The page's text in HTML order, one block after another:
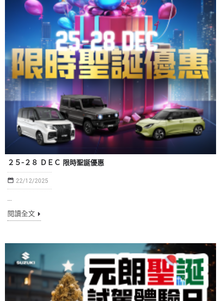
２５-２８ ＤＥＣ 限時聖誕優惠
22/12/2025
閱讀全文